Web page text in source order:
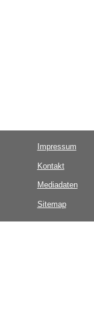
Impressum
Kontakt
Mediadaten
Sitemap